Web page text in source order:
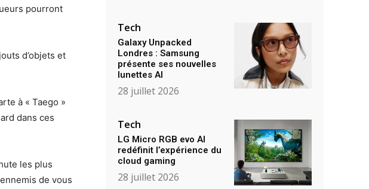
pourront
d’objets et
à « Taego »
dans ces
les plus
de vous
Tech
Galaxy Unpacked
Londres : Samsung
présente ses nouvelles
lunettes AI
28 juillet 2026
Tech
LG Micro RGB evo AI
redéfinit l’expérience du
cloud gaming
28 juillet 2026